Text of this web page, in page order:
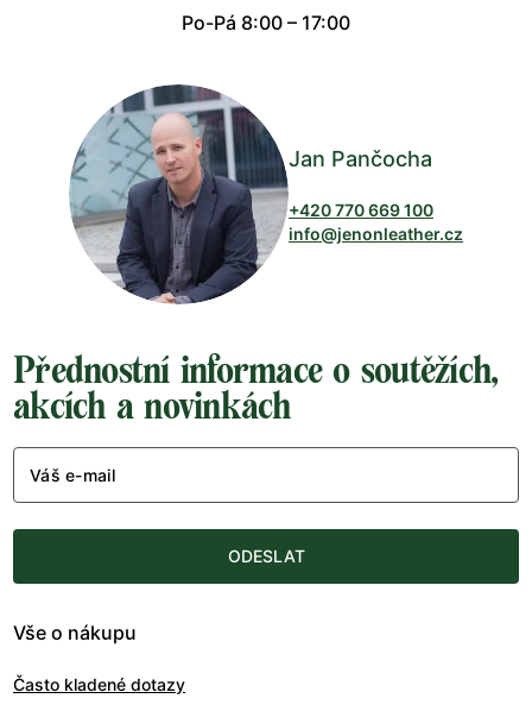
Po-Pá 8:00 – 17:00
Jan Pančocha
+420 770 669 100
info@jenonleather.cz
Přednostní informace o soutěžích,
akcích a novinkách
Váš e-mail
ODESLAT
Vše o nákupu
Často kladené dotazy